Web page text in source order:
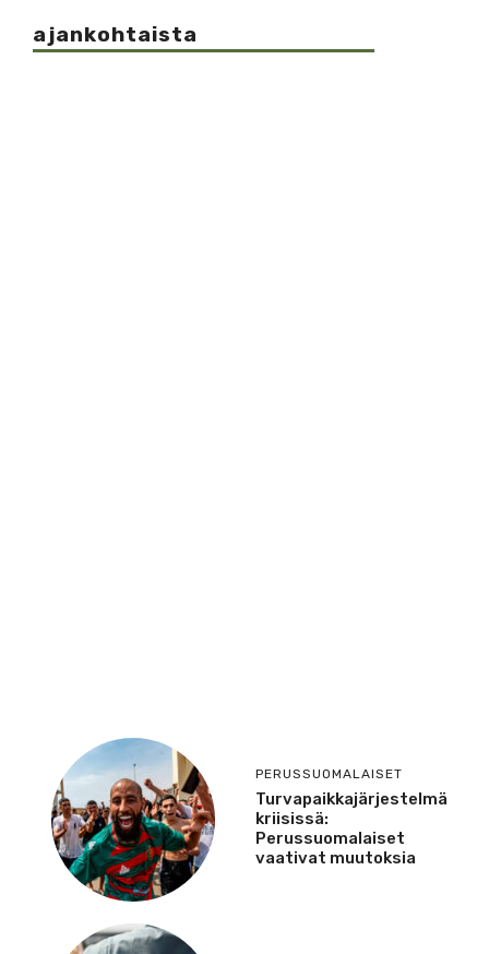
ajankohtaista
PERUSSUOMALAISET
Turvapaikkajärjestelmä
kriisissä:
Perussuomalaiset
vaativat muutoksia